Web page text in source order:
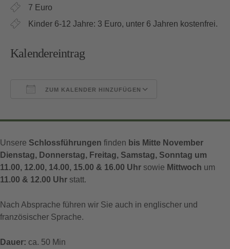
7 Euro
Kinder 6-12 Jahre: 3 Euro, unter 6 Jahren kostenfrei.
Kalendereintrag
ZUM KALENDER HINZUFÜGEN
Unsere Schlossführungen finden bis Mitte November
Dienstag, Donnerstag, Freitag, Samstag, Sonntag um
11.00, 12.00, 14.00, 15.00 & 16.00 Uhr sowie Mittwoch um
11.00 & 12.00 Uhr statt.
Nach Absprache führen wir Sie auch in englischer und
französischer Sprache.
Dauer: ca. 50 Min